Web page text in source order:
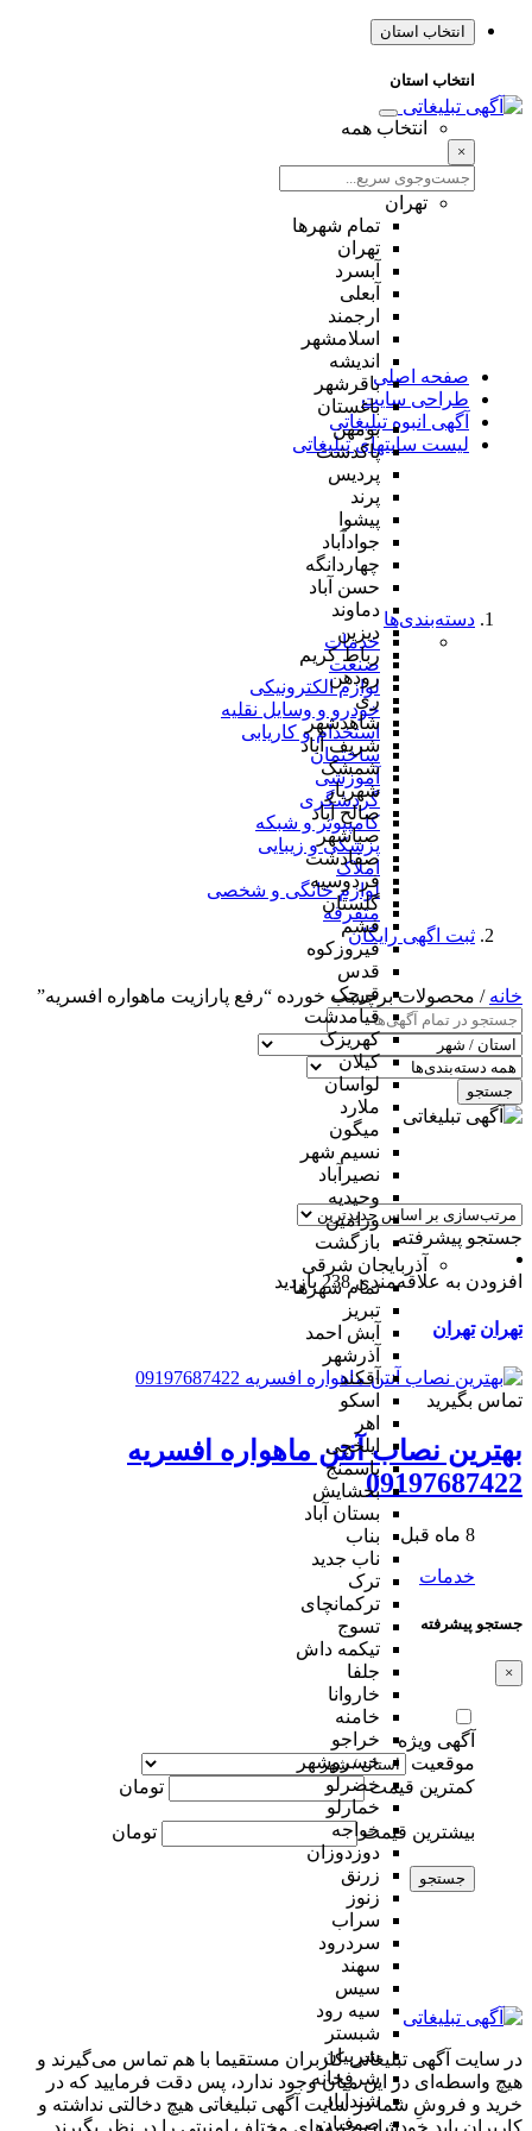
انتخاب استان
انتخاب استان
انتخاب همه
×
تهران
تمام شهر‌ها
تهران
آبسرد
آبعلی
ارجمند
اسلامشهر
اندیشه
باقرشهر
باغستان
بومهن
پاکدشت
پردیس
پرند
پیشوا
جوادآباد
چهاردانگه
حسن آباد
دماوند
دیزین
رباط کریم
رودهن
ری
شاهدشهر
شریف آباد
شمشک
شهریار
صالح آباد
صباشهر
صفادشت
فردوسیه
گلستان
فشم
فیروزکوه
قدس
قرچک
قیامدشت
کهریزک
کیلان
لواسان
ملارد
میگون
نسیم شهر
نصیرآباد
وحیدیه
ورامین
بازگشت
آذربایجان شرقی
تمام شهر‌ها
تبریز
آبش احمد
آذرشهر
آقکند
اسکو
اهر
ایلخچی
باسمنج
بخشایش
بستان آباد
بناب
ناب جدید
ترک
ترکمانچای
تسوج
تیکمه داش
جلفا
خاروانا
خامنه
خراجو
خسروشهر
خضرلو
خمارلو
خواجه
دوزدوزان
زرنق
زنوز
سراب
سردرود
سهند
سیس
سیه رود
شبستر
شربیان
شرفخانه
شندآباد
صوفیان
صفحه اصلی
طراحی سایت
آگهی انبوه تبلیغاتی
لیست سایتهای تبلیغاتی
دسته‌بندی‌ها
خدمات
صنعت
لوازم الکترونیکی
خودرو و وسایل نقلیه
استخدام و کاریابی
ساختمان
آموزشی
گردشگری
کامپیوتر و شبکه
پزشکی و زیبایی
املاک
لوازم خانگی و شخصی
متفرقه
ثبت اگهی رایگان
خانه / محصولات برچسب خورده “رفع پارازیت ماهواره افسریه”
جستجو
جستجو پیشرفته
افزودن به علاقه‌مندی 238 بازدید
تهران تهران
تماس بگیرید
بهترین نصاب آنتن ماهواره افسریه
09197687422
8 ماه قبل
خدمات
جستجو پیشرفته
×
آگهی ویژه
موقعیت
کمترین قیمت
تومان
بیشترین قیمت تومان
جستجو
در سایت آگهی تبلیغاتی کاربران مستقیما با هم تماس می‌گیرند و
هیچ واسطه‌ای در این میان وجود ندارد، پس دقت فرمایید که در
خرید و فروشِ شما در سایت آگهی تبلیغاتی هیچ دخالتی نداشته و
کاربران باید خودشان جنبه‌های مختلف امنیتی را در نظر بگیرند.